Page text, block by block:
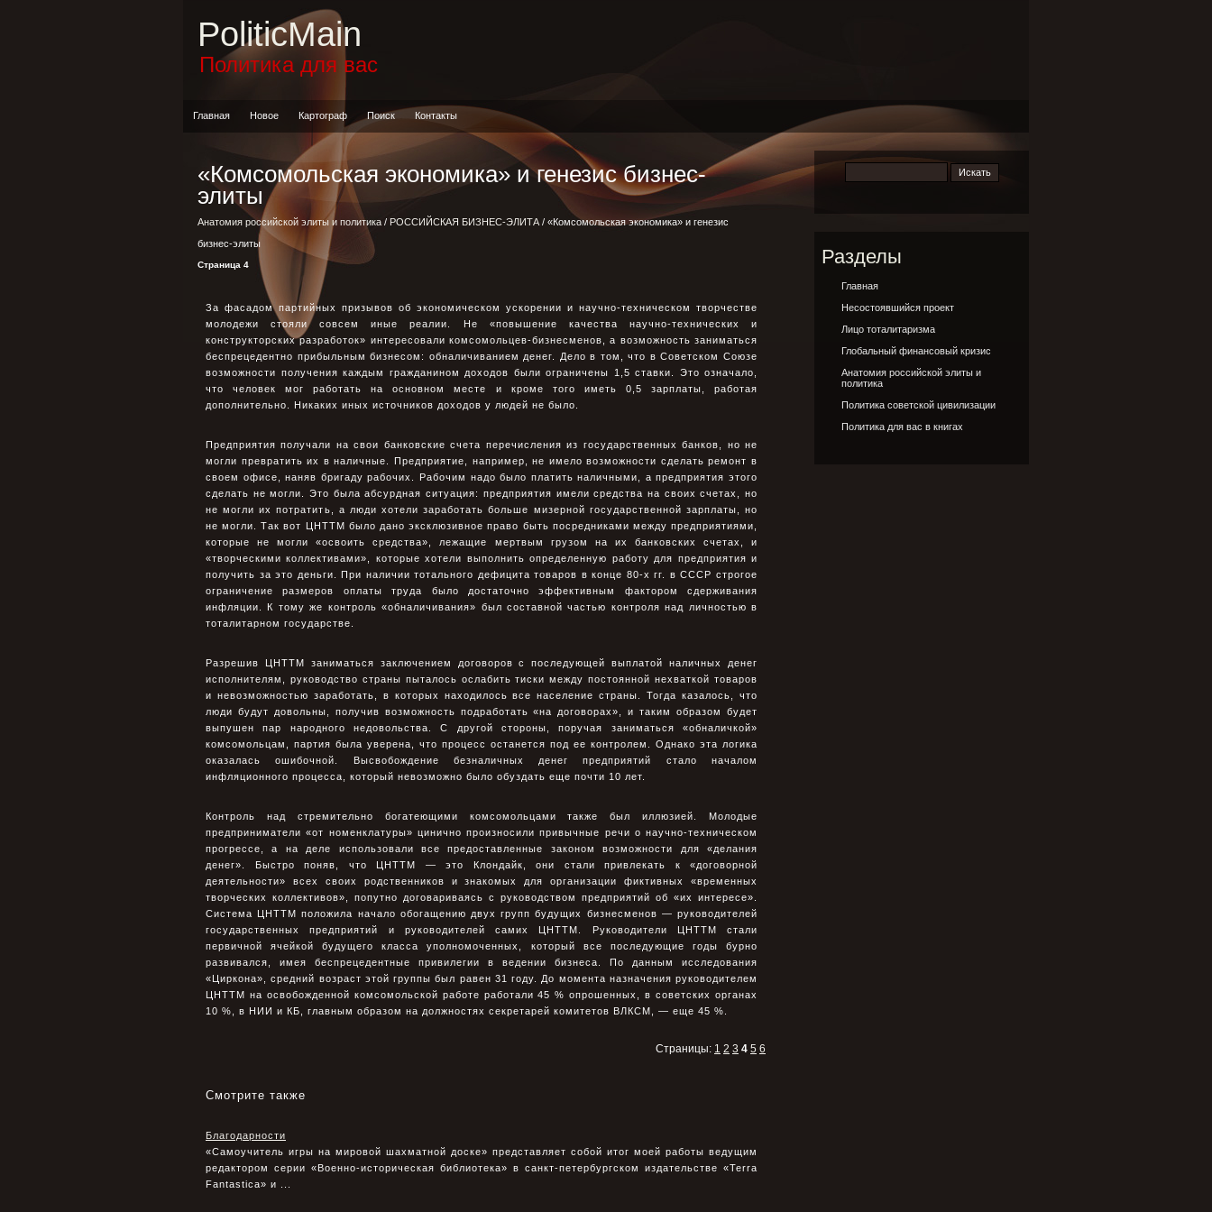
PoliticMain
Политика для вас
Главная Новое Картограф Поиск Контакты
«Комсомольская экономика» и генезис бизнес-
элиты
Анатомия российской элиты и политика / РОССИЙСКАЯ БИЗНЕС-ЭЛИТА / «Комсомольская экономика» и генезис
бизнес-элиты
Страница 4
За фасадом партийных призывов об экономическом ускорении и научно-техническом творчестве
молодежи стояли совсем иные реалии. Не «повышение качества научно-технических и
конструкторских разработок» интересовали комсомольцев-бизнесменов, а возможность заниматься
беспрецедентно прибыльным бизнесом: обналичиванием денег. Дело в том, что в Советском Союзе
возможности получения каждым гражданином доходов были ограничены 1,5 ставки. Это означало,
что человек мог работать на основном месте и кроме того иметь 0,5 зарплаты, работая
дополнительно. Никаких иных источников доходов у людей не было.
Предприятия получали на свои банковские счета перечисления из государственных банков, но не
могли превратить их в наличные. Предприятие, например, не имело возможности сделать ремонт в
своем офисе, наняв бригаду рабочих. Рабочим надо было платить наличными, а предприятия этого
сделать не могли. Это была абсурдная ситуация: предприятия имели средства на своих счетах, но
не могли их потратить, а люди хотели заработать больше мизерной государственной зарплаты, но
не могли. Так вот ЦНТТМ было дано эксклюзивное право быть посредниками между предприятиями,
которые не могли «освоить средства», лежащие мертвым грузом на их банковских счетах, и
«творческими коллективами», которые хотели выполнить определенную работу для предприятия и
получить за это деньги. При наличии тотального дефицита товаров в конце 80-х гг. в СССР строгое
ограничение размеров оплаты труда было достаточно эффективным фактором сдерживания
инфляции. К тому же контроль «обналичивания» был составной частью контроля над личностью в
тоталитарном государстве.
Разрешив ЦНТТМ заниматься заключением договоров с последующей выплатой наличных денег
исполнителям, руководство страны пыталось ослабить тиски между постоянной нехваткой товаров
и невозможностью заработать, в которых находилось все население страны. Тогда казалось, что
люди будут довольны, получив возможность подработать «на договорах», и таким образом будет
выпушен пар народного недовольства. С другой стороны, поручая заниматься «обналичкой»
комсомольцам, партия была уверена, что процесс останется под ее контролем. Однако эта логика
оказалась ошибочной. Высвобождение безналичных денег предприятий стало началом
инфляционного процесса, который невозможно было обуздать еще почти 10 лет.
Контроль над стремительно богатеющими комсомольцами также был иллюзией. Молодые
предприниматели «от номенклатуры» цинично произносили привычные речи о научно-техническом
прогрессе, а на деле использовали все предоставленные законом возможности для «делания
денег». Быстро поняв, что ЦНТТМ — это Клондайк, они стали привлекать к «договорной
деятельности» всех своих родственников и знакомых для организации фиктивных «временных
творческих коллективов», попутно договариваясь с руководством предприятий об «их интересе».
Система ЦНТТМ положила начало обогащению двух групп будущих бизнесменов — руководителей
государственных предприятий и руководителей самих ЦНТТМ. Руководители ЦНТТМ стали
первичной ячейкой будущего класса уполномоченных, который все последующие годы бурно
развивался, имея беспрецедентные привилегии в ведении бизнеса. По данным исследования
«Циркона», средний возраст этой группы был равен 31 году. До момента назначения руководителем
ЦНТТМ на освобожденной комсомольской работе работали 45 % опрошенных, в советских органах
10 %, в НИИ и КБ, главным образом на должностях секретарей комитетов ВЛКСМ, — еще 45 %.
Страницы: 1 2 3 4 5 6
Смотрите также
Благодарности
«Самоучитель игры на мировой шахматной доске» представляет собой итог моей работы ведущим
редактором серии «Военно-историческая библиотека» в санкт-петербургском издательстве «Terra
Fantastica» и ...
Разделы
Главная
Несостоявшийся проект
Лицо тоталитаризма
Глобальный финансовый кризис
Анатомия российской элиты и
политика
Политика советской цивилизации
Политика для вас в книгах